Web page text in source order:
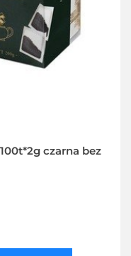
czarna bez